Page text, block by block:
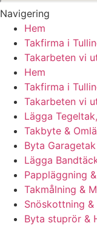
Navigering
Hem
Takfirma i
Takarbeten vi
Hem
Takfirma i
Takarbeten vi
Lägga
Takbyte &
Byta Garagetak
Lägga
Pappläggning
Takmålning &
Snöskottning
Byta stuprör &